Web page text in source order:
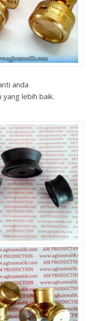
anda
lebih baik.